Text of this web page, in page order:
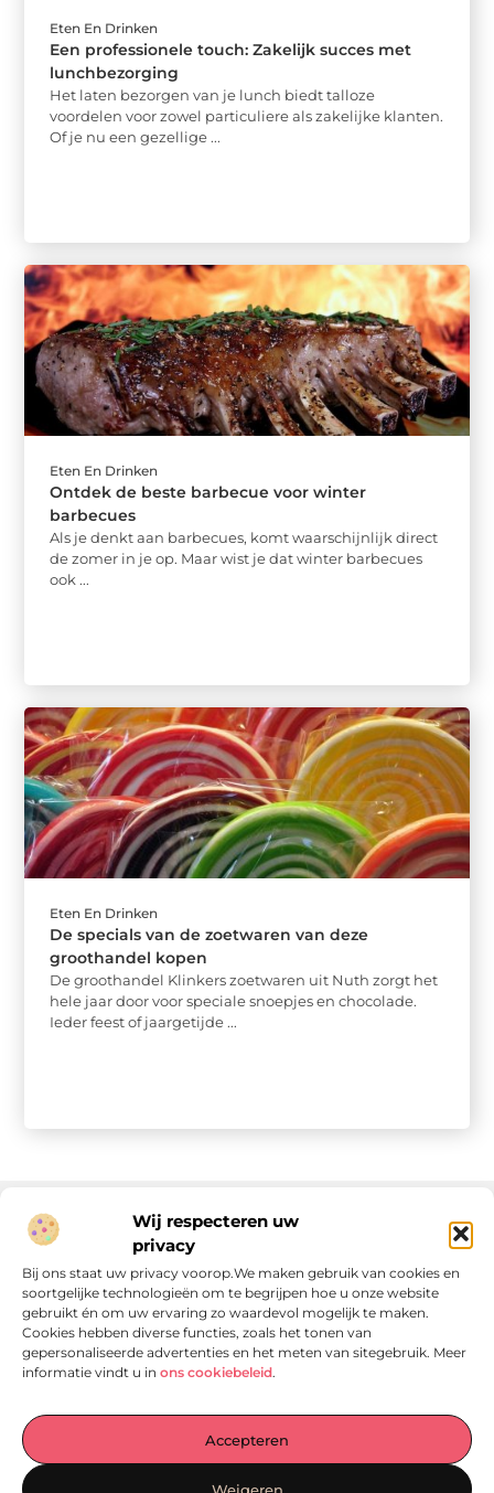
Wij respecteren uw
privacy
Bij ons staat uw privacy voorop.We maken gebruik van cookies en
soortgelijke technologieën om te begrijpen hoe u onze website
gebruikt én om uw ervaring zo waardevol mogelijk te maken.
Cookies hebben diverse functies, zoals het tonen van
gepersonaliseerde advertenties en het meten van sitegebruik. Meer
informatie vindt u in ons cookiebeleid.
Accepteren
Weigeren
Eten En Drinken
Een professionele touch: Zakelijk succes met
lunchbezorging
Het laten bezorgen van je lunch biedt talloze
voordelen voor zowel particuliere als zakelijke klanten.
Of je nu een gezellige ...
Eten En Drinken
Ontdek de beste barbecue voor winter
barbecues
Als je denkt aan barbecues, komt waarschijnlijk direct
de zomer in je op. Maar wist je dat winter barbecues
ook ...
Eten En Drinken
De specials van de zoetwaren van deze
groothandel kopen
De groothandel Klinkers zoetwaren uit Nuth zorgt het
hele jaar door voor speciale snoepjes en chocolade.
Ieder feest of jaargetijde ...
zetten
, praktische tips waar je écht iets aan hebt en artikelen
Onze informatie